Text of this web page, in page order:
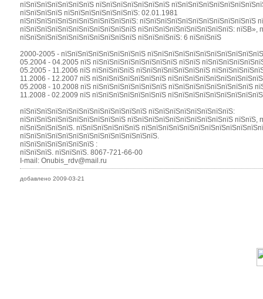
пїЅпїЅпїЅпїЅпїЅпїЅпїЅ пїЅпїЅпїЅпїЅпїЅпїЅпїЅ
пїЅпїЅпїЅпїЅ пїЅпїЅпїЅпїЅпїЅпїЅпїЅ: 02.01.1981
пїЅпїЅпїЅпїЅпїЅпїЅпїЅпїЅпїЅпїЅпїЅ: пїЅпїЅпїЅпїЅпїЅпїЅпїЅпїЅпїЅпїЅпїЅ
пїЅпїЅпїЅпїЅпїЅпїЅпїЅпїЅпїЅпїЅпїЅ пїЅпїЅпїЅпїЅпїЅпїЅпїЅпїЅпїЅ: пїЅВ»,
пїЅпїЅпїЅпїЅпїЅпїЅпїЅпїЅпїЅпїЅпїЅ пїЅпїЅпїЅпїЅ: 6 пїЅпїЅпїЅ
2000-2005 - пїЅпїЅпїЅпїЅпїЅпїЅпїЅпїЅ
05.2004 - 04.2005 пїЅ пїЅпїЅпїЅпїЅпїЅпїЅпїЅпїЅ пїЅпїЅ
05.2005 - 11.2006 пїЅ пїЅпїЅпїЅпїЅ пїЅпїЅпїЅпїЅпїЅпїЅпїЅ
11.2006 - 12.2007 пїЅ пїЅпїЅпїЅпїЅпїЅпїЅпїЅ
05.2008 - 10.2008 пїЅ пїЅпїЅпїЅпїЅпїЅпїЅпїЅ пїЅпїЅпїЅпїЅпїЅпїЅпїЅпїЅ
11.2008 - 02.2009 пїЅ пїЅпїЅпїЅпїЅпїЅпїЅпїЅ
пїЅпїЅпїЅпїЅпїЅпїЅпїЅпїЅпїЅпїЅпїЅпїЅ пїЅпїЅпїЅпїЅпїЅпїЅпїЅпїЅ:
пїЅпїЅпїЅпїЅпїЅпїЅпїЅпїЅпїЅпїЅ пїЅпїЅпїЅпїЅпїЅпїЅпїЅпїЅпїЅпїЅ
пїЅпїЅпїЅпїЅпїЅ. пїЅпїЅпїЅпїЅпїЅпїЅ
пїЅпїЅпїЅпїЅпїЅпїЅпїЅпїЅпїЅпїЅпїЅпїЅпїЅ.
пїЅпїЅпїЅпїЅпїЅпїЅпїЅ :
пїЅпїЅпїЅ. пїЅпїЅпїЅ. 8067-721-66-00
I-mail: Onubis_rdv@mail.ru
добавлено 2009-03-21